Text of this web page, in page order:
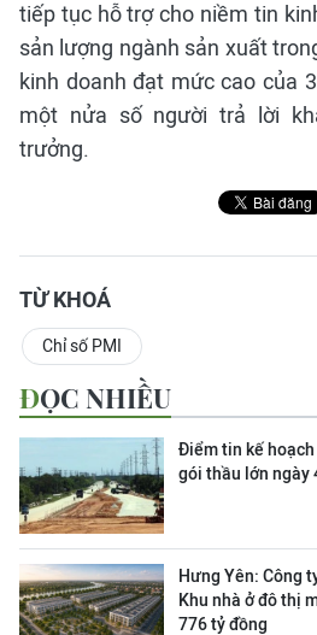
tiếp tục hỗ trợ cho niềm tin
sản lượng ngành sản xuất
kinh doanh đạt mức cao của
một nửa số người trả lời
trưởng.
TỪ KHOÁ
Chỉ số PMI
ĐỌC NHIỀU
Điểm tin kế
gói thầu lớn ngày
Hưng Yên: Công
Khu nhà ở đô thị
776 tỷ đồng